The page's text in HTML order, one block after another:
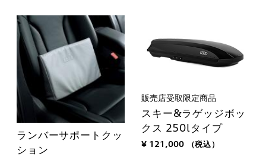
ランバーサポートクッ
ション
販売店受取限定商品
スキー&ラゲッジボッ
クス 250lタイプ
¥ 121,000 （税込）